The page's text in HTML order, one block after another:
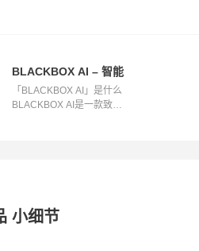
BLACKBOX AI – 智能助力代码生成
「BLACKBOX AI」是什么
BLACKBOX AI是一款致力
小细节